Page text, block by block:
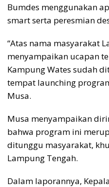
Bumdes menggunakan
smart serta peresmian
“Atas nama masyarakat
menyampaikan ucapan
Kampung Wates sudah
tempat launching
Musa.
Musa menyampaikan
bahwa program ini
ditunggu masyarakat,
Lampung Tengah.
Dalam laporannya,